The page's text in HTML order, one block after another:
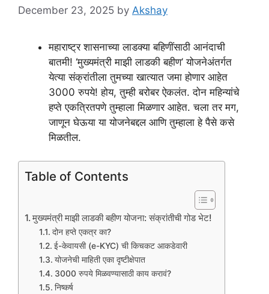
December 23, 2025 by Akshay
महाराष्ट्र शासनाच्या लाडक्या बहिणींसाठी आनंदाची
बातमी! ‘मुख्यमंत्री माझी लाडकी बहीण’ योजनेअंतर्गत
येत्या संक्रांतीला तुमच्या खात्यात जमा होणार आहेत
3000 रुपये! होय, तुम्ही बरोबर ऐकलंत. दोन महिन्यांचे
हप्ते एकत्रितपणे तुम्हाला मिळणार आहेत. चला तर मग,
जाणून घेऊया या योजनेबद्दल आणि तुम्हाला हे पैसे कसे
मिळतील.
Table of Contents
मुख्यमंत्री माझी लाडकी बहीण योजना: संक्रांतीची गोड भेट!
दोन हप्ते एकत्र का?
ई-केवायसी (e-KYC) ची किचकट आकडेवारी
योजनेची माहिती एका दृष्टीक्षेपात
3000 रुपये मिळवण्यासाठी काय करावं?
निष्कर्ष